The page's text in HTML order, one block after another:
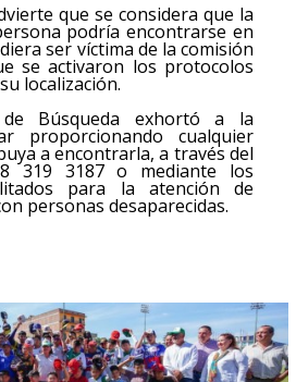
que se considera que la
podría encontrarse en
ser víctima de la comisión
se activaron los protocolos
localización.
Búsqueda exhortó a la
proporcionando cualquier
a encontrarla, a través del
319 3187 o mediante los
para la atención de
personas desaparecidas.